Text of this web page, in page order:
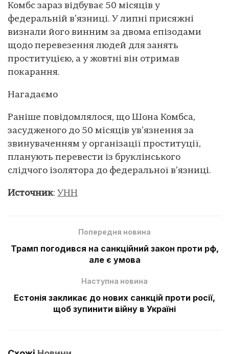
Комбс зараз відбуває 50 місяців у
федеральній в’язниці. У липні присяжні
визнали його винним за двома епізодами
щодо перевезення людей для занять
проституцією, а у жовтні він отримав
покарання.
Нагадаємо
Раніше повідомлялося, що Шона Комбса,
засудженого до 50 місяців ув’язнення за
звинуваченням у організації проституції,
планують перевести із бруклінського
слідчого ізолятора до федеральної в’язниці.
Источник: УНН
Попередня новина
Трамп погодився на санкційний закон проти рф,
але є умова
Наступна новина
Естонія закликає до нових санкцій проти росії,
щоб зупинити війну в Україні